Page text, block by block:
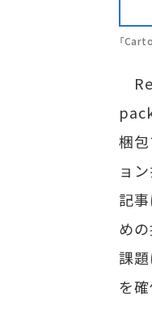
「
梱
ョ
記
め
課
を